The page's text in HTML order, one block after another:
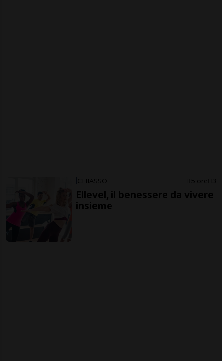
CHIASSO 5 ore 3
Ellevel, il benessere da vivere
insieme